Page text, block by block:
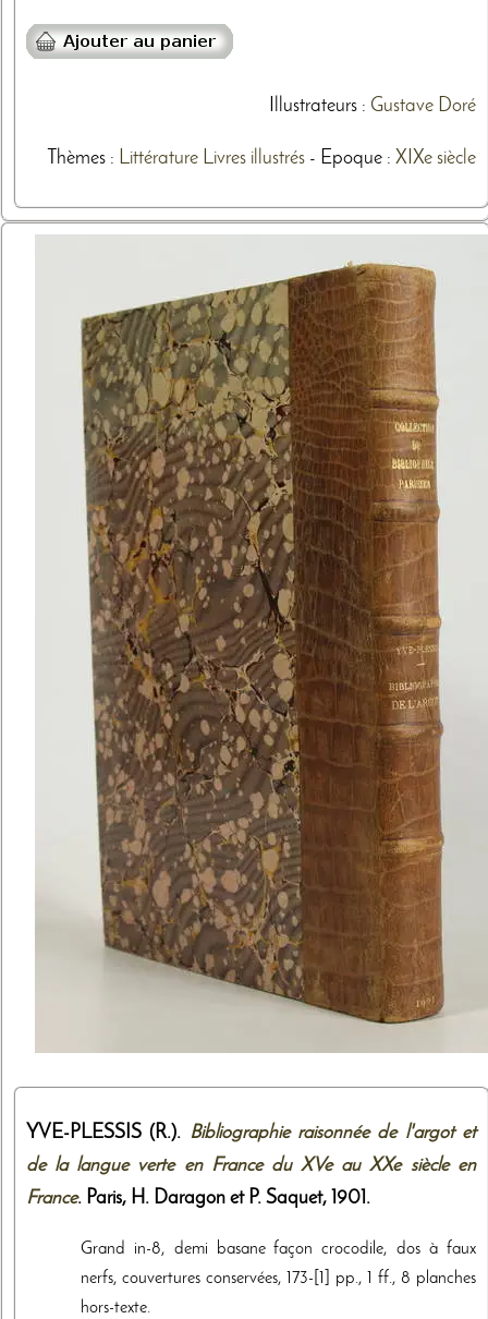
Illustrateurs: Gustave Doré
Thèmes: Littérature Livres illustrés- Epoque : XIXe siècle
YVE-PLESSIS (R.). Bibliographie raisonnée de l'argot et
de la langue verte en France du XVe au XXe siècle en
France. Paris, H. Daragon et P. Saquet, 1901.
Grand in-8, demi basane façon crocodile, dos à faux
nerfs, couvertures conservées, 173-[1] pp., 1 ff., 8 planches
hors-texte.